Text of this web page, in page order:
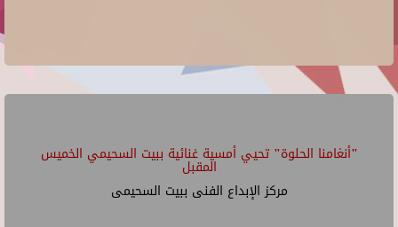
"أنغامنا الحلوة" تحيي أمسية غنائية ببيت السحيمي الخميس
المقبل
مركز الإبداع الفنى ببيت السحيمى